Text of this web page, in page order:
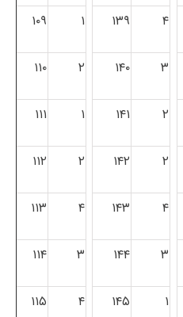
۴ ۱۳۹ ۱ ۱۰۹
۳ ۱۴۰ ۲ ۱۱۰
۲ ۱۴۱ ۱ ۱۱۱
۲ ۱۴۲ ۲ ۱۱۲
۴ ۱۴۳ ۴ ۱۱۳
۳ ۱۴۴ ۳ ۱۱۴
۱ ۱۴۵ ۴ ۱۱۵